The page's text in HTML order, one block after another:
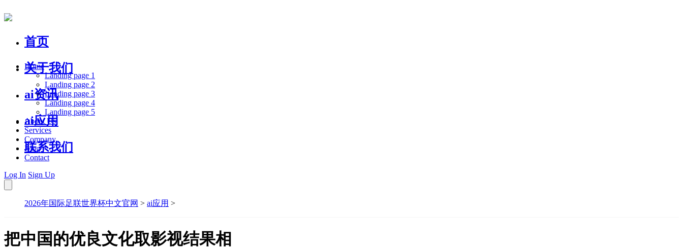
首页
关于我们
ai资讯
ai应用
联系我们
Home
Landing page 1
Landing page 2
Landing page 3
Landing page 4
Landing page 5
About Us
Services
Company
Blog
Contact
Log In Sign Up
2026年国际足联世界杯中文官网 > ai应用 >
把中国的优良文化取影视结果相